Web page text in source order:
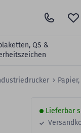
QS &
Lieferbar